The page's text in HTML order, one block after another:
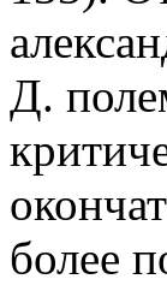
Д.
более